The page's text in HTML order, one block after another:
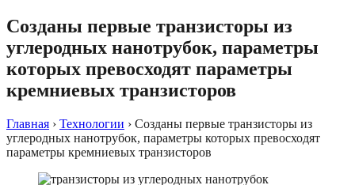
Созданы первые транзисторы из
углеродных нанотрубок, параметры
которых превосходят параметры
кремниевых транзисторов
Главная › Технологии › Созданы первые транзисторы из
углеродных нанотрубок, параметры которых превосходят
параметры кремниевых транзисторов